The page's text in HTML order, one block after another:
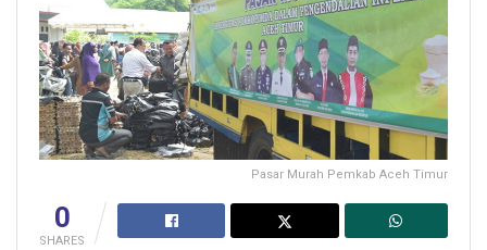
Pasar Murah Pemkab Aceh Timur
0
SHARES